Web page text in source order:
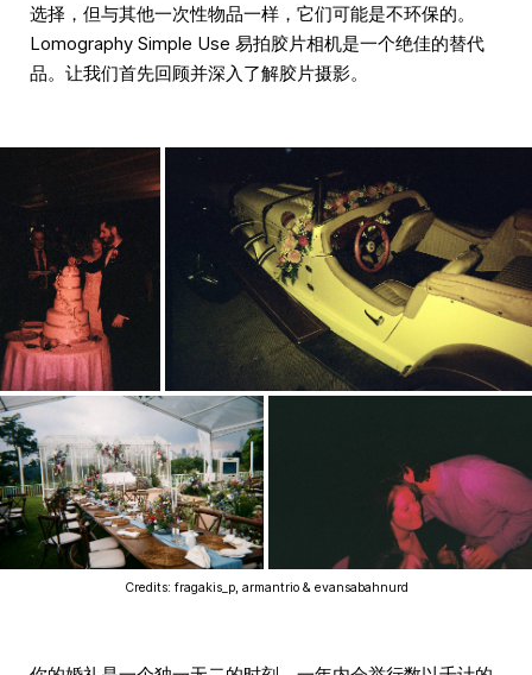
选择，但与其他一次性物品一样，它们可能是不环保的。
Lomography Simple Use 易拍胶片相机是一个绝佳的替代
品。让我们首先回顾并深入了解胶片摄影。
Credits: fragakis_p, armantrio & evansabahnurd